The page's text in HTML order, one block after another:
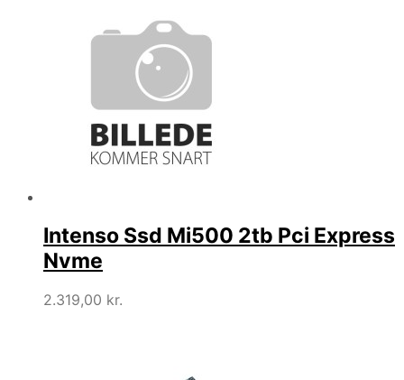
Intenso Ssd Mi500 2tb Pci Express
Nvme
2.319,00 kr.